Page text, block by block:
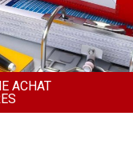
ACHAT